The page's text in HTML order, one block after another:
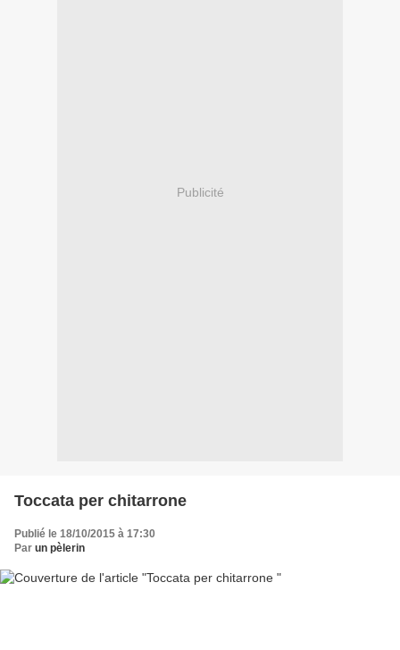
Publicité
Toccata per chitarrone
Publié le 18/10/2015 à 17:30
Par un pèlerin